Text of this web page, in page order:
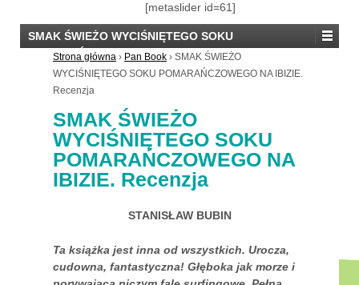
[metaslider id=61]
SMAK ŚWIEŻO WYCIŚNIĘTEGO SOKU
POMARAŃCZOWEGO NA IBIZIE. Recenzja
Strona główna › Pan Book › SMAK ŚWIEŻO
WYCIŚNIĘTEGO SOKU POMARAŃCZOWEGO NA IBIZIE.
Recenzja
SMAK ŚWIEŻO
WYCIŚNIĘTEGO SOKU
POMARAŃCZOWEGO NA
IBIZIE. Recenzja
STANISŁAW BUBIN
Ta książka jest inna od wszystkich. Urocza,
cudowna, fantastyczna! Głęboka jak morze i